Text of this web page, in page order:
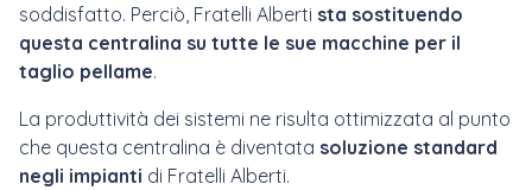
soddisfatto. Perciò, Fratelli Alberti sta sostituendo
questa centralina su tutte le sue macchine per il
taglio pellame.
La produttività dei sistemi ne risulta ottimizzata al punto
che questa centralina è diventata soluzione standard
negli impianti di Fratelli Alberti.